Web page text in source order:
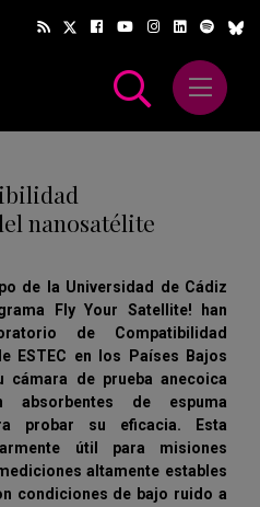
Abrir
nanosatélite
de la Universidad de Cádiz
Fly Your Satellite! han
de Compatibilidad
ESTEC en los Países Bajos
de prueba anecoica
absorbentes de espuma
probar su eficacia. Esta
útil para misiones
altamente estables
condiciones de bajo ruido a